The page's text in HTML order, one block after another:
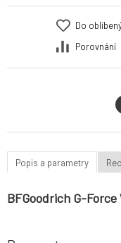
Do
Porovnání
Popis a parametry
BFGoodrich G-